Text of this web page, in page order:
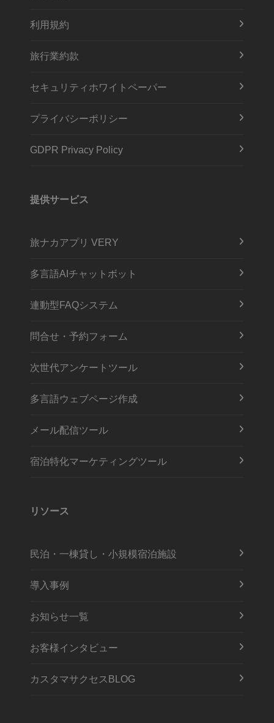
利用規約
旅行業約款
セキュリティホワイトペーパー
プライバシーポリシー
GDPR Privacy Policy
提供サービス
旅ナカアプリ VERY
多言語AIチャットボット
連動型FAQシステム
問合せ・予約フォーム
次世代アンケートツール
多言語ウェブページ作成
メール配信ツール
宿泊特化マーケティングツール
リソース
民泊・一棟貸し・小規模宿泊施設
導入事例
お知らせ一覧
お客様インタビュー
カスタマサクセスBLOG